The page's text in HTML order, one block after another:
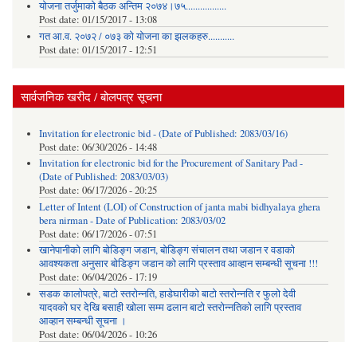
याेजना तर्जुमाकाे बैठक अन्तिम २०७४।७५.................
Post date: 01/15/2017 - 13:08
गत आ.व. २०७२ / ०७३ को योजना का झलकहरु...........
Post date: 01/15/2017 - 12:51
सार्वजनिक खरीद / बोलपत्र सूचना
Invitation for electronic bid - (Date of Published: 2083/03/16)
Post date: 06/30/2026 - 14:48
Invitation for electronic bid for the Procurement of Sanitary Pad -
(Date of Published: 2083/03/03)
Post date: 06/17/2026 - 20:25
Letter of Intent (LOI) of Construction of janta mabi bidhyalaya ghera
bera nirman - Date of Publication: 2083/03/02
Post date: 06/17/2026 - 07:51
खानेपानीको लागि बोडिङ्ग जडान, बोडिङ्ग संचालन तथा जडान र वडाको
आवश्यकता अनुसार बोडिङ्ग जडान को लागि प्रस्ताव आव्हान सम्बन्धी सूचना !!!
Post date: 06/04/2026 - 17:19
सडक कालोपत्रे, बाटो स्तरोन्नति, हाडेघारीको बाटो स्तरोन्नति र फुलो देवी
यादवको घर देखि बसाही खोला सम्म ढलान बाटो स्तरोन्नतिको लागि प्रस्ताव
आव्हान सम्बन्धी सूचना ।
Post date: 06/04/2026 - 10:26